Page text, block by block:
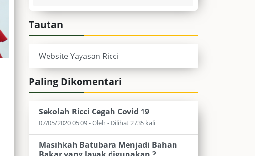
Tautan
Website Yayasan Ricci
Paling Dikomentari
Sekolah Ricci Cegah Covid 19
07/05/2020 05:09 - Oleh - Dilihat 2735 kali
Masihkah Batubara Menjadi Bahan
Bakar yang layak digunakan ?